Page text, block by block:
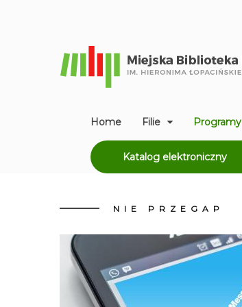
Home Filie Programy
Katalog elektroniczny
NIE PRZEGAP